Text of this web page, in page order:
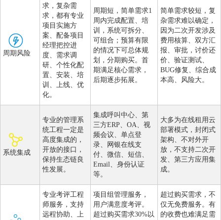
周期风险
求，复杂需
求，都有专业
项目实施方
案、配备项目
经理把控进
度、需求调
研、个性化配
置、安装、培
训、上线、优
化。
周期短，简单需求1
周内完成配置、培
训，系统可拆分、
可组合；预算有限
的情况下可总体规
划，分期购买。首
期满足核心需求，
后期逐步拓展。
简单需求较短，复
杂需求难以确定，
因为二次开发涉及
费用核算、双方汇
报、审批，讨价还
价、验证测试、
BUG修复、综合成
本高、风险大。
系统集成
专业的管理系
统工程一定是
高度集成的，
开放的接口，
保持生态链良
性发展。
集成呼叫中心、第
三方ERP、OA、视
频会议、单点登
录、网银在线支
付、微信、短信、
Email、身份认证
等。
大多为在线租用云
部署模式，封闭式
架构、不对外开
放，不支持二次开
发、第三方应用集
成。
专业考评工程
师服务，支持
远程协助、上
项目组管理服务，
用户满意度考评。
超过购买需求30%以
超过购买需求，不
仅无免费服务。有
的收费也难满足需